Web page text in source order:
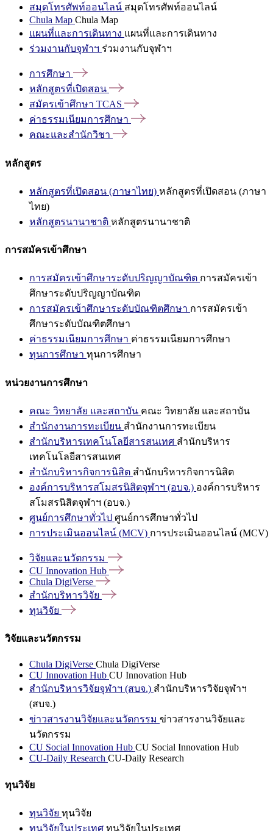
สมุดโทรศัพท์ออนไลน์ สมุดโทรศัพท์ออนไลน์
Chula Map Chula Map
แผนที่และการเดินทาง แผนที่และการเดินทาง
ร่วมงานกับจุฬาฯ ร่วมงานกับจุฬาฯ
การศึกษา
หลักสูตรที่เปิดสอน
สมัครเข้าศึกษา TCAS
ค่าธรรมเนียมการศึกษา
คณะและสำนักวิชา
หลักสูตร
หลักสูตรที่เปิดสอน (ภาษาไทย) หลักสูตรที่เปิดสอน (ภาษา
ไทย)
หลักสูตรนานาชาติ หลักสูตรนานาชาติ
การสมัครเข้าศึกษา
การสมัครเข้าศึกษาระดับปริญญาบัณฑิต การสมัครเข้า
ศึกษาระดับปริญญาบัณฑิต
การสมัครเข้าศึกษาระดับบัณฑิตศึกษา การสมัครเข้า
ศึกษาระดับบัณฑิตศึกษา
ค่าธรรมเนียมการศึกษา ค่าธรรมเนียมการศึกษา
ทุนการศึกษา ทุนการศึกษา
หน่วยงานการศึกษา
คณะ วิทยาลัย และสถาบัน คณะ วิทยาลัย และสถาบัน
สำนักงานการทะเบียน สำนักงานการทะเบียน
สำนักบริหารเทคโนโลยีสารสนเทศ สำนักบริหาร
เทคโนโลยีสารสนเทศ
สำนักบริหารกิจการนิสิต สำนักบริหารกิจการนิสิต
องค์การบริหารสโมสรนิสิตจุฬาฯ (อบจ.) องค์การบริหาร
สโมสรนิสิตจุฬาฯ (อบจ.)
ศูนย์การศึกษาทั่วไป ศูนย์การศึกษาทั่วไป
การประเมินออนไลน์ (MCV) การประเมินออนไลน์ (MCV)
วิจัยและนวัตกรรม
CU Innovation Hub
Chula DigiVerse
สำนักบริหารวิจัย
ทุนวิจัย
วิจัยและนวัตกรรม
Chula DigiVerse Chula DigiVerse
CU Innovation Hub CU Innovation Hub
สำนักบริหารวิจัยจุฬาฯ (สบจ.) สำนักบริหารวิจัยจุฬาฯ
(สบจ.)
ข่าวสารงานวิจัยและนวัตกรรม ข่าวสารงานวิจัยและ
นวัตกรรม
CU Social Innovation Hub CU Social Innovation Hub
CU-Daily Research CU-Daily Research
ทุนวิจัย
ทุนวิจัย ทุนวิจัย
ทุนวิจัยในประเทศ ทุนวิจัยในประเทศ